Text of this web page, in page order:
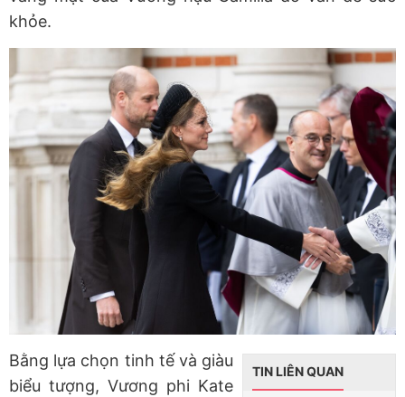
khỏe.
TIN LIÊN QUAN
Bằng lựa chọn tinh tế và giàu
biểu tượng, Vương phi Kate